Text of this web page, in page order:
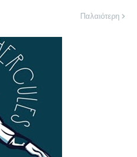
Παλαιότερη